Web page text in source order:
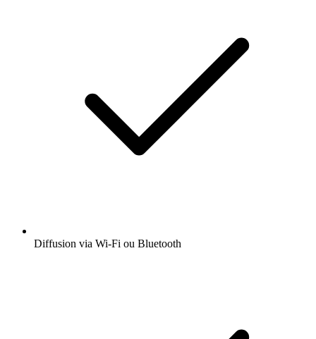
Diffusion via Wi-Fi ou Bluetooth